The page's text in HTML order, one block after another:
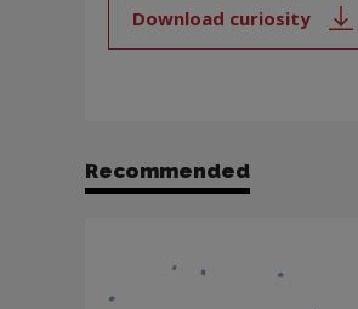
Download curiosity
Note, the
Recommended